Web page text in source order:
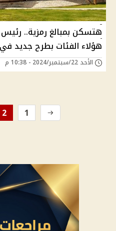
هتسكن بمبالغ رمزية..
هؤلاء الفئات بطرح جديد في
الأحد 22/سبتمبر/2024 - 10:38 م
1
2